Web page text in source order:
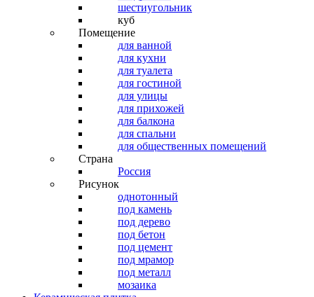
шестиугольник
куб
Помещение
для ванной
для кухни
для туалета
для гостиной
для улицы
для прихожей
для балкона
для спальни
для общественных помещений
Страна
Россия
Рисунок
однотонный
под камень
под дерево
под бетон
под цемент
под мрамор
под металл
мозаика